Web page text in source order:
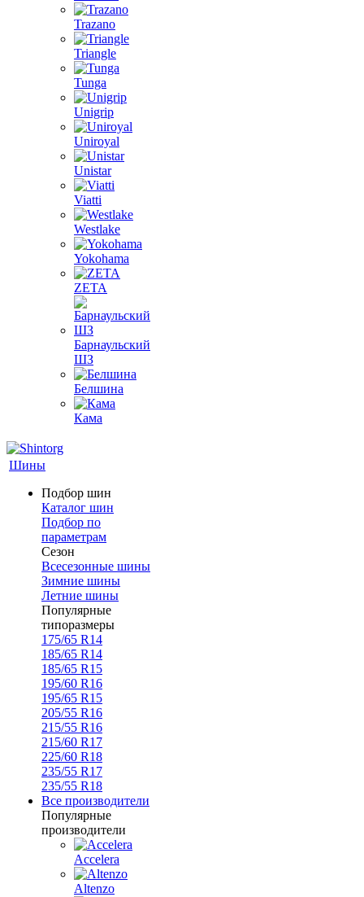
Trazano
Triangle
Tunga
Unigrip
Uniroyal
Unistar
Viatti
Westlake
Yokohama
ZETA
Барнаульский
ШЗ
Белшина
Кама
Шины
Подбор шин
Каталог шин
Подбор по
параметрам
Сезон
Всесезонные шины
Зимние шины
Летние шины
Популярные
типоразмеры
175/65 R14
185/65 R14
185/65 R15
195/60 R16
195/65 R15
205/55 R16
215/55 R16
215/60 R17
225/60 R18
235/55 R17
235/55 R18
Все производители
Популярные
производители
Accelera
Altenzo